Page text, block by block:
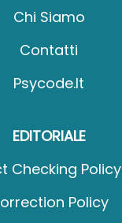
Chi Siamo
Contatti
Psycode.it
EDITORIALE
Checking Policy
Policy